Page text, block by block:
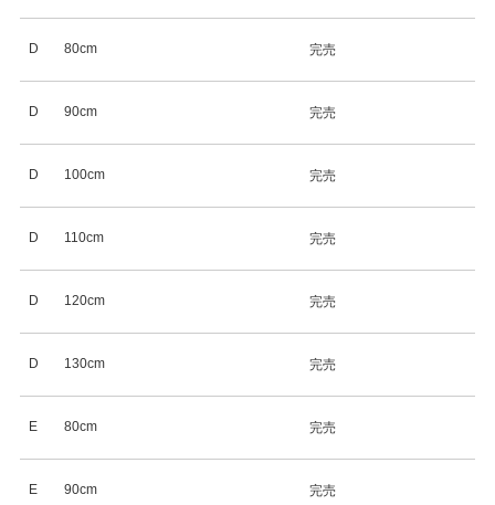
D 80cm 完売
D 90cm 完売
D 100cm 完売
D 110cm 完売
D 120cm 完売
D 130cm 完売
E 80cm 完売
E 90cm 完売